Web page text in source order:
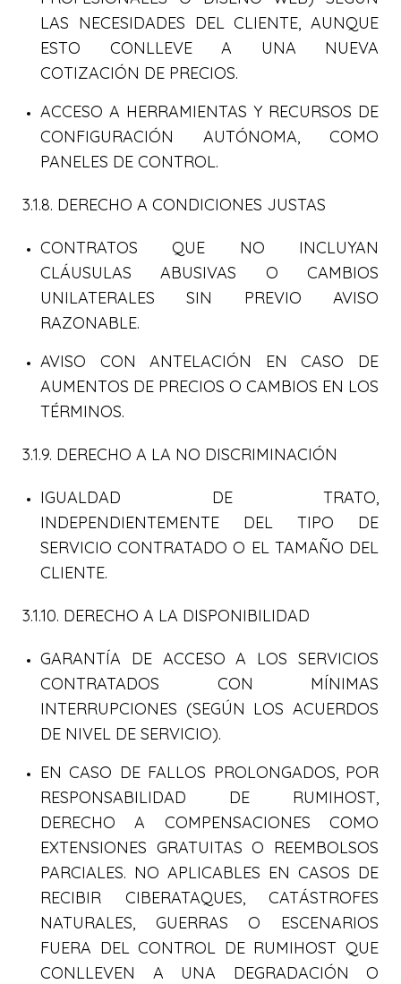
LAS NECESIDADES DEL CLIENTE, AUNQUE
ESTO CONLLEVE A UNA NUEVA
COTIZACIÓN DE PRECIOS.
ACCESO A HERRAMIENTAS Y RECURSOS DE
CONFIGURACIÓN AUTÓNOMA, COMO
PANELES DE CONTROL.
3.1.8. DERECHO A CONDICIONES JUSTAS
CONTRATOS QUE NO INCLUYAN
CLÁUSULAS ABUSIVAS O CAMBIOS
UNILATERALES SIN PREVIO AVISO
RAZONABLE.
AVISO CON ANTELACIÓN EN CASO DE
AUMENTOS DE PRECIOS O CAMBIOS EN LOS
TÉRMINOS.
3.1.9. DERECHO A LA NO DISCRIMINACIÓN
IGUALDAD DE TRATO,
INDEPENDIENTEMENTE DEL TIPO DE
SERVICIO CONTRATADO O EL TAMAÑO DEL
CLIENTE.
3.1.10. DERECHO A LA DISPONIBILIDAD
GARANTÍA DE ACCESO A LOS SERVICIOS
CONTRATADOS CON MÍNIMAS
INTERRUPCIONES (SEGÚN LOS ACUERDOS
DE NIVEL DE SERVICIO).
EN CASO DE FALLOS PROLONGADOS, POR
RESPONSABILIDAD DE RUMIHOST,
DERECHO A COMPENSACIONES COMO
EXTENSIONES GRATUITAS O REEMBOLSOS
PARCIALES. NO APLICABLES EN CASOS DE
RECIBIR CIBERATAQUES, CATÁSTROFES
NATURALES, GUERRAS O ESCENARIOS
FUERA DEL CONTROL DE RUMIHOST QUE
CONLLEVEN A UNA DEGRADACIÓN O